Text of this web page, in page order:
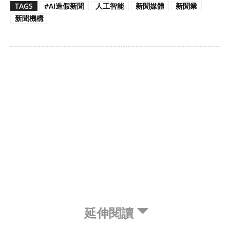
TAGS #AI造假新聞 人工智能 新聞媒體
新聞業
新聞機構
延伸閱讀